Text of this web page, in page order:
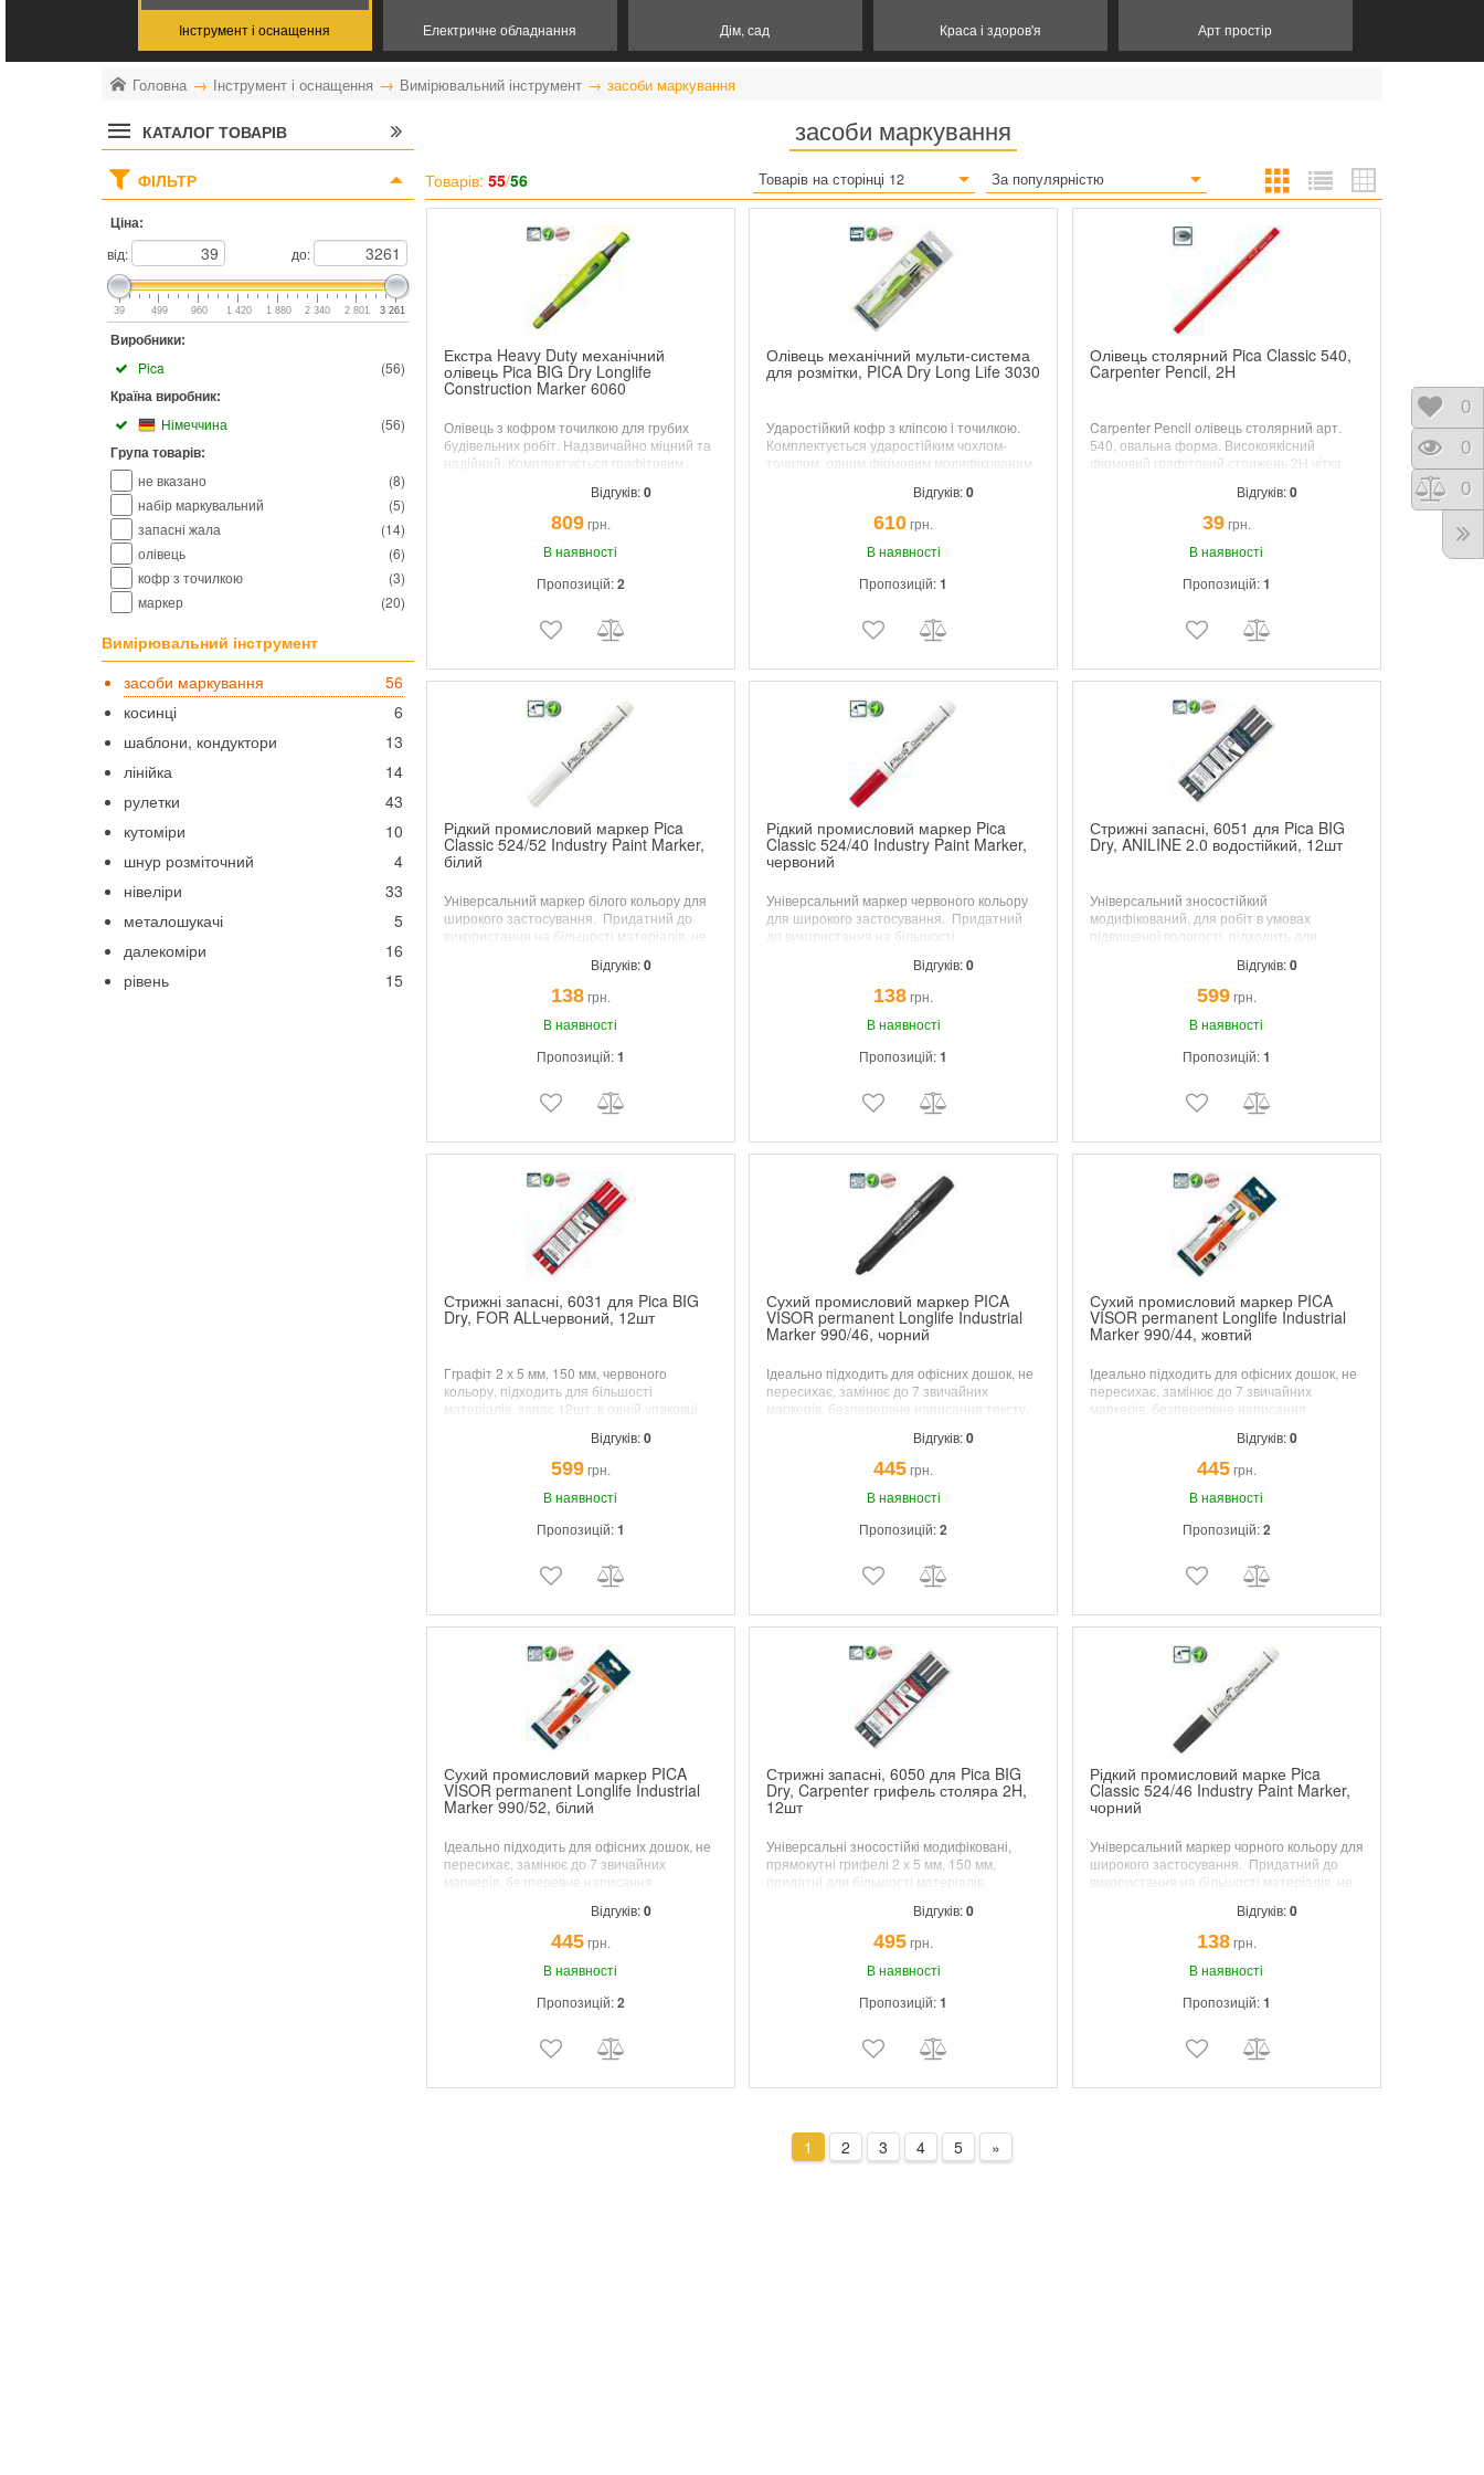
Інструмент і оснащення Електричне обладнання Дім, сад Краса і здоров'я Арт простір
Головна Інструмент і оснащення Вимірювальний інструмент засоби маркування
КАТАЛОГ ТОВАРІВ засоби маркування
ФІЛЬТР
Ціна:
від: до:
39 499 960 1 420 1 880 2 340 2 801 3 261
Виробники:
(56)
Pica
Країна виробник:
(56)
Німеччина
Група товарів:
(8)
не вказано
(5)
набір маркувальний
(14)
запасні жала
(6)
олівець
(3)
кофр з точилкою
(20)
маркер
Вимірювальний інструмент
56
засоби маркування
6
косинці
13
шаблони, кондуктори
14
лінійка
43
рулетки
10
кутоміри
4
шнур розміточний
33
нівеліри
5
металошукачі
16
далекоміри
15
рівень
Товарів: 55/56 Товарів на сторінці 12 За популярністю
Екстра Heavy Duty механічний
олівець Pica BIG Dry Longlife
Construction Marker 6060
Олівець з кофром точилкою для грубих
будівельних робіт. Надзвичайно міцний та
надійний. Комплектується графітовим
Відгуків:0
809грн.
В наявності
Пропозицій:2
Олівець механічний мульти-система
для розмітки, PICA Dry Long Life 3030
Ударостійкий кофр з кліпсою і точилкою.
Комплектується ударостійким чохлом-
точилом, одним фірмовим модифікованим
Відгуків:0
610грн.
В наявності
Пропозицій:1
Олівець столярний Pica Classic 540,
Carpenter Pencil, 2H
Carpenter Pencil олівець столярний арт.
540, овальна форма. Високоякісний
фірмовий графітовий стрижень 2H чітка
Відгуків:0
39грн.
В наявності
Пропозицій:1
Рідкий промисловий маркер Pica
Classic 524/52 Industry Paint Marker,
білий
Універсальний маркер білого кольору для
широкого застосування.
Придатний до
використання на більшості матеріалів, не
Відгуків:0
138грн.
В наявності
Пропозицій:1
Рідкий промисловий маркер Pica
Classic 524/40 Industry Paint Marker,
червоний
Універсальний маркер червоного кольору
для широкого застосування.
Придатний
до використання на більшості
Відгуків:0
138грн.
В наявності
Пропозицій:1
Стрижні запасні, 6051 для Pica BIG
Dry, ANILINE 2.0 водостійкий, 12шт
Універсальний зносостійкий
модифікований, для робіт в умовах
підвищеної вологості, підходить для
мм. Великий запас - 12 шт. в одній
Відгуків:0
599грн.
В наявності
Пропозицій:1
Стрижні запасні, 6031 для Pica BIG
Dry, FOR ALLчервоний, 12шт
Гграфіт 2 х 5 мм, 150 мм, червоного
кольору, підходить для більшості
матеріалів, запас 12шт. в одній упаковці.
Відгуків:0
599грн.
В наявності
Пропозицій:1
Сухий промисловий маркер PICA
VISOR permanent Longlife Industrial
Marker 990/46, чорний
Ідеально підходить для офісних дошок, не
пересихає, замінює до 7 звичайних
маркерів, безперервне написання тексту.
Відгуків:0
445грн.
В наявності
Пропозицій:2
Сухий промисловий маркер PICA
VISOR permanent Longlife Industrial
Marker 990/44, жовтий
Ідеально підходить для офісних дошок, не
пересихає, замінює до 7 звичайних
маркерів, безперервне написання
Відгуків:0
445грн.
В наявності
Пропозицій:2
Сухий промисловий маркер PICA
VISOR permanent Longlife Industrial
Marker 990/52, білий
Ідеально підходить для офісних дошок, не
пересихає, замінює до 7 звичайних
маркерів, безперевне написання
Відгуків:0
445грн.
В наявності
Пропозицій:2
Стрижні запасні, 6050 для Pica BIG
Dry, Carpenter грифель столяра 2H,
12шт
Універсальні зносостійкі модифіковані,
прямокутні грифелі 2 х 5 мм, 150 мм,
придатні для більшості матеріалів.
Відгуків:0
495грн.
В наявності
Пропозицій:1
Рідкий промисловий марке Pica
Classic 524/46 Industry Paint Marker,
чорний
Універсальний маркер чорного кольору для
широкого застосування.
Придатний до
використання на більшості матеріалів, не
Відгуків:0
138грн.
В наявності
Пропозицій:1
1 2 3 4 5 »
0
0
0